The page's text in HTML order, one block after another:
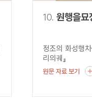
10. 원행을묘
정조의 화성행
리의궤』
원문 자료 보기